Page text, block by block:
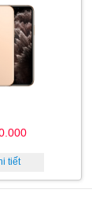
tiết